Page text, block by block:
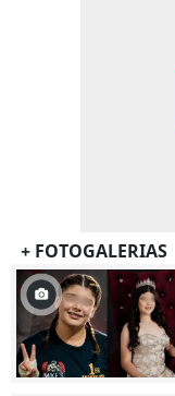
+ FOTOGALERIAS